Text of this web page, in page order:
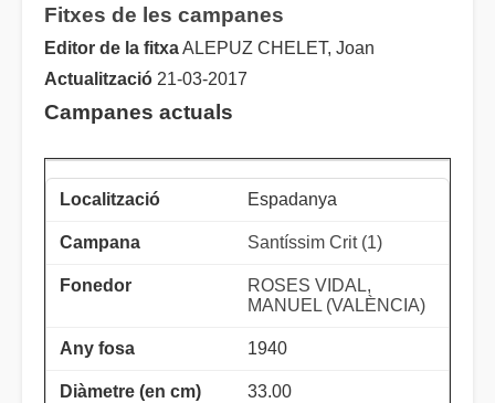
Fitxes de les campanes
Editor de la fitxaALEPUZ CHELET, Joan
Actualització 21-03-2017
Campanes actuals
Espadanya
Santíssim Crit (1)
ROSES VIDAL,
MANUEL (VALÈNCIA)
1940
33.00